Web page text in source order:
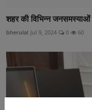
शहर की विभिन्न
bherulal Jul 9, 2024 0 60